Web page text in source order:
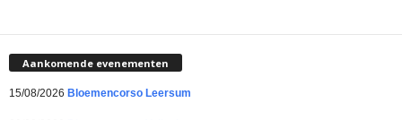
Aankomende evenementen
15/08/2026 Bloemencorso Leersum